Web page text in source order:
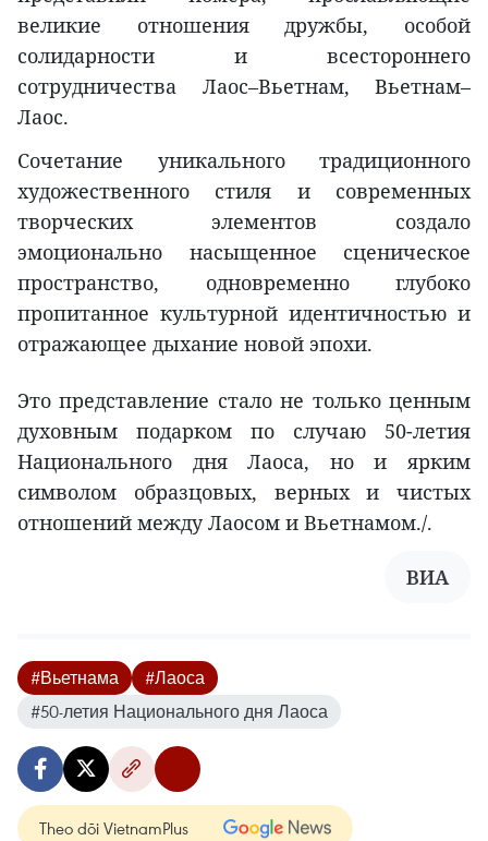
великие отношения дружбы, особой
солидарности и всестороннего
сотрудничества Лаос–Вьетнам, Вьетнам–
Лаос.
Сочетание уникального традиционного
художественного стиля и современных
творческих элементов создало
эмоционально насыщенное сценическое
пространство, одновременно глубоко
пропитанное культурной идентичностью и
отражающее дыхание новой эпохи.
Это представление стало не только ценным
духовным подарком по случаю 50-летия
Национального дня Лаоса, но и ярким
символом образцовых, верных и чистых
отношений между Лаосом и Вьетнамом./.
ВИА
#Вьетнама
#Лаоса
#50-летия Национального дня Лаоса
Theo dõi VietnamPlus